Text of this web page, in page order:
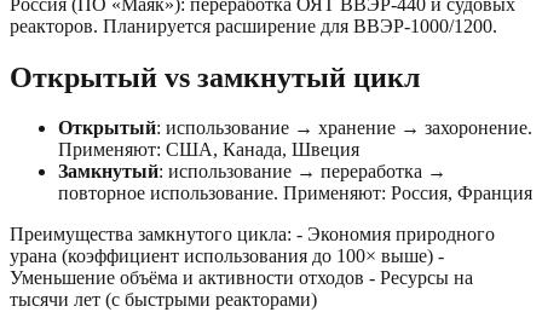
реакторов. Планируется расширение для ВВЭР-1000/1200.
Открытый vs замкнутый цикл
Открытый: использование → хранение → захоронение.
Применяют: США, Канада, Швеция
Замкнутый: использование → переработка →
повторное использование. Применяют: Россия, Франция
Преимущества замкнутого цикла: - Экономия природного
урана (коэффициент использования до 100× выше) -
Уменьшение объёма и активности отходов - Ресурсы на
тысячи лет (с быстрыми реакторами)